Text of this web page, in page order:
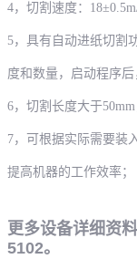
4， 切割速度： 18
5， 具有自动进纸切割
度和数量，启动程序
6， 切割长度大于50
7， 可根据实际需要装
提高机器的工作效率；
更多设备详细资
5102。